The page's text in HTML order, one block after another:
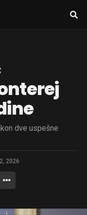
dve uspešne
2026